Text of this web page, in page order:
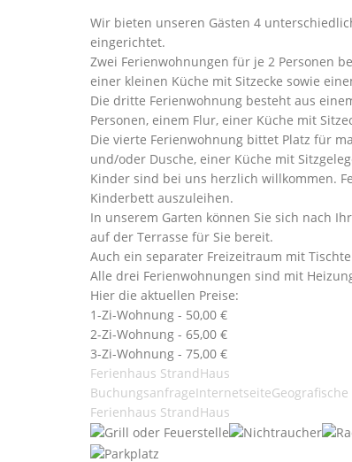
Wir bieten unseren Gästen 4
eingerichtet.
Zwei Ferienwohnungen für je 2 Personen
einer kleinen Küche mit Sitzecke sowie
Die dritte Ferienwohnung besteht aus
Personen, einem Flur, einer Küche mit
Die vierte Ferienwohnung bittet Platz für
und/oder Dusche, einer Küche mit
Kinder sind bei uns herzlich willkommen.
Kinderbett auszuleihen.
In unserem Garten können Sie sich nach
auf der Terrasse für Sie bereit.
Auch ein separater Freizeitraum mit
Alle drei Ferienwohnungen sind mit
Hier die aktuellen Preise:
1-Zi-Wohnung - 50,00 €
2-Zi-Wohnung - 65,00 €
3-Zi-Wohnung - 75,00 €
Ferienhaus StrandHaus
BuchungsanfrageInternetseiteGeografische
Ferienhaus StrandHaus